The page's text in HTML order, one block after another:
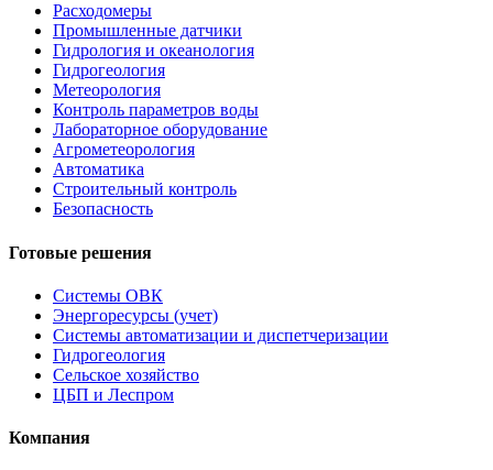
Расходомеры
Промышленные датчики
Гидрология и океанология
Гидрогеология
Метеорология
Контроль параметров воды
Лабораторное оборудование
Агрометеорология
Автоматика
Строительный контроль
Безопасность
Готовые решения
Системы ОВК
Энергоресурсы (учет)
Системы автоматизации и диспетчеризации
Гидрогеология
Сельское хозяйство
ЦБП и Леспром
Компания